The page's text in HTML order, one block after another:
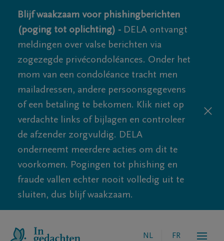
Blijf waakzaam voor phishingberichten
(poging tot oplichting) - DELA ontvangt
meldingen over valse berichten via
zogezegde privécondoléances. Onder het
mom van een condoléance tracht men
mailadressen, andere persoonsgegevens
of een betaling te bekomen. Klik niet op
verdachte links of bijlagen en controleer
de afzender zorgvuldig. DELA
onderneemt meerdere acties om dit te
voorkomen. Pogingen tot phishing en
fraude vallen echter nooit volledig uit te
sluiten, dus blijf waakzaam.
NL FR